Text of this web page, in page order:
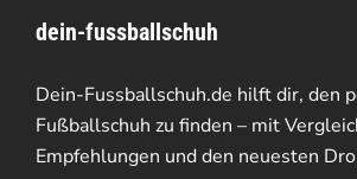
dein-fussballschuh
Dein-Fussballschuh.de hilft dir, den
Fußballschuh zu finden – mit
Empfehlungen und den neuesten